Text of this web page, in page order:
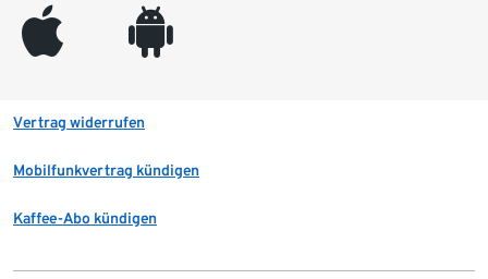
appleinc android
Vertrag widerrufen
Mobilfunkvertrag kündigen
Kaffee-Abo kündigen